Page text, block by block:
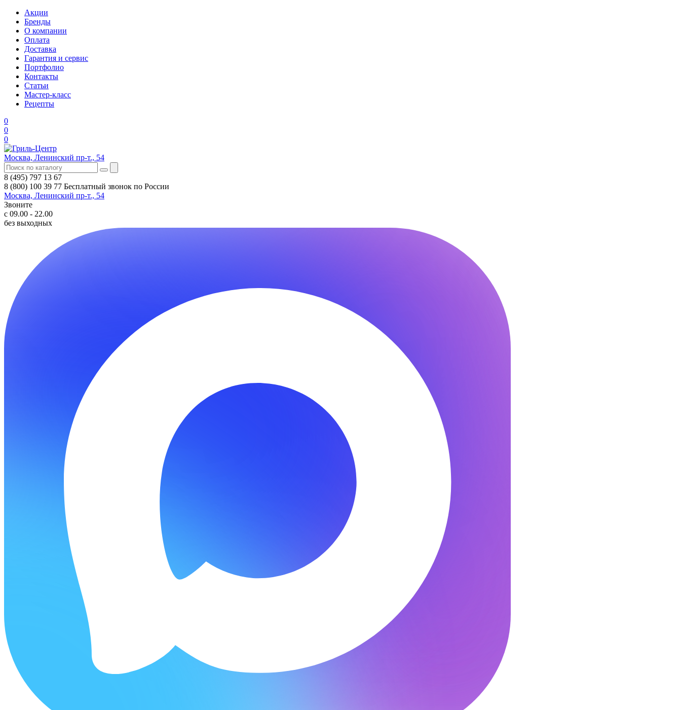
Акции
Бренды
О компании
Оплата
Доставка
Гарантия и сервис
Портфолио
Контакты
Статьи
Мастер-класс
Рецепты
0
0
0
Москва, Ленинский пр-т., 54
8 (495) 797 13 67
8 (800) 100 39 77 Бесплатный звонок по России
Москва, Ленинский пр-т., 54
Звоните
с 09.00 - 22.00
без выходных